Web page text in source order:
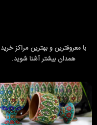
با معروفترین و بهترین مراکز خرید
همدان بیشتر آشنا شوید.